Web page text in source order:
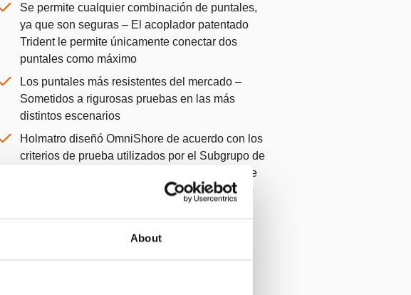
About
Se permite cualquier combinación de puntales,
ya que son seguras – El acoplador patentado
Trident le permite únicamente conectar dos
puntales como máximo
Los puntales más resistentes del mercado –
Sometidos a rigurosas pruebas en las más
distintos escenarios
Holmatro diseñó OmniShore de acuerdo con los
criterios de prueba utilizados por el Subgrupo de
Estructuras de Búsqueda y Rescate Urbano de
la FEMA para evaluar apuntalamientos de tipo